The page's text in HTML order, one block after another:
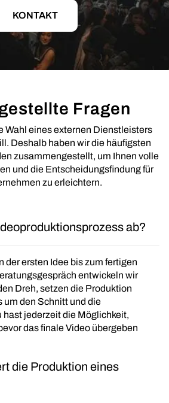
KONTAKT
Fragen
Wahl eines externen Dienstleisters
Deshalb haben wir die häufigsten
zusammengestellt, um Ihnen volle
und die Entscheidungsfindung für
zu erleichtern.
ab?
der ersten Idee bis zum fertigen
entwickeln wir
Dreh, setzen die Produktion
um den Schnitt und die
hast jederzeit die Möglichkeit,
das finale Video übergeben
die Produktion eines